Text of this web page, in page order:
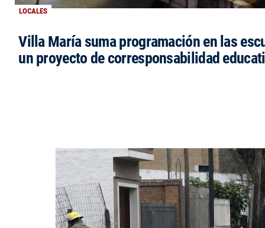
LOCALES
Villa María suma programación en las
un proyecto de corresponsabilidad